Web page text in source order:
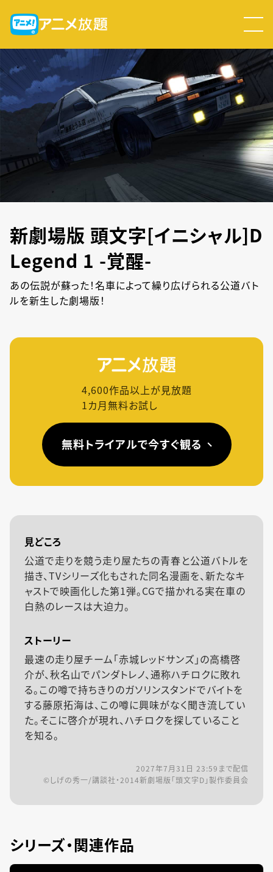
新劇場版 頭文字[イニシャル]D
Legend 1 -覚醒-
あの伝説が蘇った！名車によって繰り広げられる公道バト
ルを新生した劇場版！
4,600作品以上が見放題
1カ月無料お試し
無料トライアルで今すぐ観る
見どころ
公道で走りを競う走り屋たちの青春と公道バトルを
描き、TVシリーズ化もされた同名漫画を、新たなキ
ャストで映画化した第1弾。CGで描かれる実在車の
白熱のレースは大迫力。
ストーリー
最速の走り屋チーム「赤城レッドサンズ」の高橋啓
介が、秋名山でパンダトレノ、通称ハチロクに敗れ
る。この噂で持ちきりのガソリンスタンドでバイトを
する藤原拓海は、この噂に興味がなく聞き流してい
た。そこに啓介が現れ、ハチロクを探していること
を知る。
2027年7月31日 23:59 まで配信
©しげの秀一/講談社・2014新劇場版「頭文字D」製作委員会
シリーズ・関連作品